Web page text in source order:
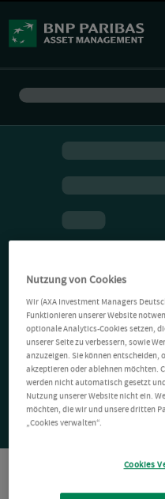
Nutzung von Cookies
Wir (AXA Investment Managers
Funktionieren unserer Website
optionale Analytics-Cookies setzen,
unserer Seite zu verbessern, sowie
anzuzeigen. Sie können entscheiden,
akzeptieren oder ablehnen möchten.
werden nicht automatisch gesetzt
Nutzung unserer Website nicht ein.
möchten, die wir und unsere dritten
„Cookies verwalten“.
Cookies